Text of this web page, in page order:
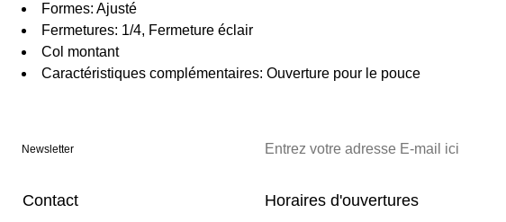
Formes: Ajusté
Fermetures: 1/4, Fermeture éclair
Col montant
Caractéristiques complémentaires: Ouverture pour le pouce
Newsletter
Contact Horaires d'ouvertures